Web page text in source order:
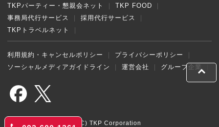
TKPパーティー・懇親会ネット
TKP FOOD
事務局代行サービス
採用代行サービス
TKPトラベルネット
利用規約・キャンセルポリシー
プライバシーポリシー
ソーシャルメディアガイドライン
運営会社 グループ企業
(C) TKP Corporation